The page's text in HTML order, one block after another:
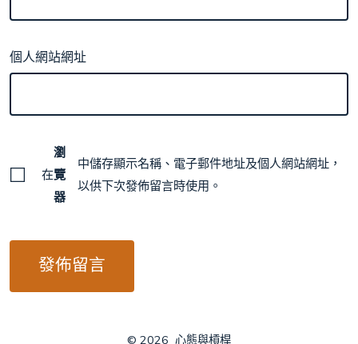
個人網站網址
在
瀏
覽
器
中儲存顯示名稱、電子郵件地址及個人網站網址，
以供下次發佈留言時使用。
© 2026 心態與槓桿